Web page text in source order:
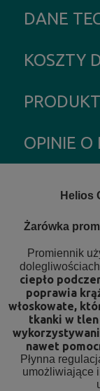
DANE
KOSZTY
CENA NIE
OPINIE O
Helios
Żarówka
Promiennik
ciepło
poprawia
włoskowate,
tkanki w tlen
nawet
Płynna
umożliwiające